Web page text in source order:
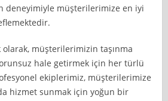
deneyimiyle müşterilerimize en iyi
olarak, müşterilerimizin taşınma
hale getirmek için her türlü
ekiplerimiz, müşterilerimize
hizmet sunmak için yoğun bir